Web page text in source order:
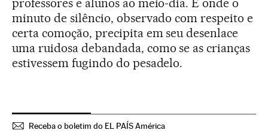
minuto de silêncio, observado com respeito e
certa comoção, precipita em seu desenlace
uma ruidosa debandada, como se as crianças
estivessem fugindo do pesadelo.
Receba o boletim do EL PAÍS América